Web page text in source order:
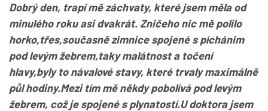
Dobrý den, trapí mě záchvaty, které jsem měla od
minulého roku asi dvakrát. Zničeho nic mě polilo
horko,třes,současně zimnice spojené s píchánim
pod levým žebrem,taky malátnost a točení
hlavy,byly to návalové stavy, které trvaly maximálně
půl hodiny.Mezi tím mě někdy pobolívá pod levým
žebrem, což je spojené s plynatostí.U doktora jsem